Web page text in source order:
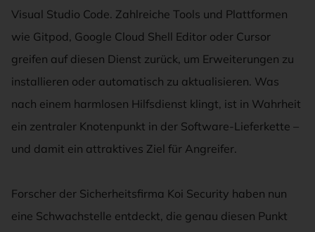
Visual Studio Code. Zahlreiche Tools und Plattformen
wie Gitpod, Google Cloud Shell Editor oder Cursor
greifen auf diesen Dienst zurück, um Erweiterungen zu
installieren oder automatisch zu aktualisieren. Was
nach einem harmlosen Hilfsdienst klingt, ist in Wahrheit
ein zentraler Knotenpunkt in der Software-Lieferkette –
und damit ein attraktives Ziel für Angreifer.
Forscher der Sicherheitsfirma Koi Security haben nun
eine Schwachstelle entdeckt, die genau diesen Punkt